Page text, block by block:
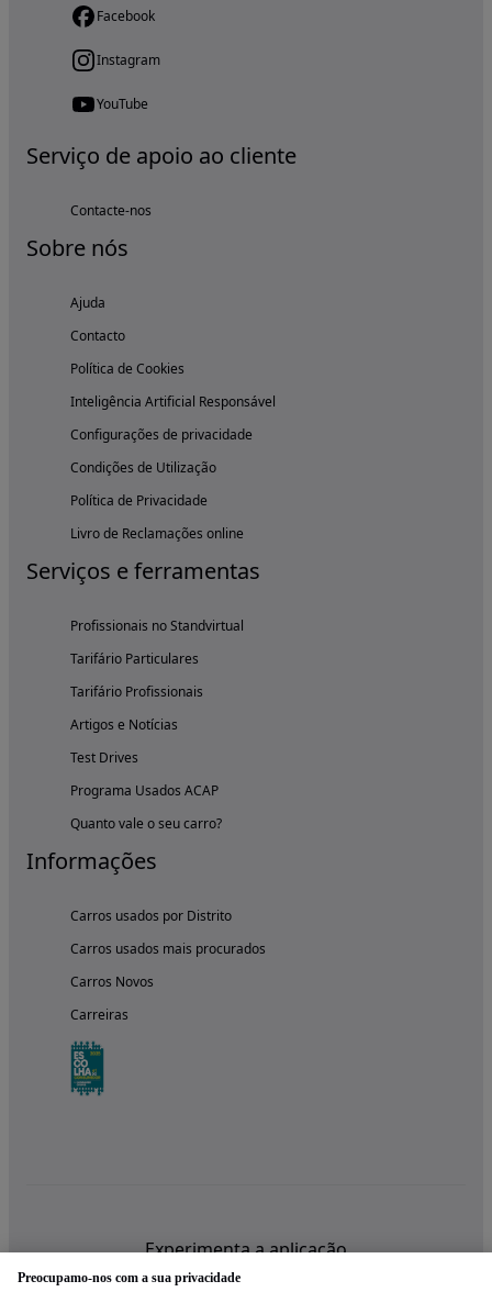
Facebook
Instagram
YouTube
Serviço de apoio ao cliente
Contacte-nos
Sobre nós
Ajuda
Contacto
Política de Cookies
Inteligência Artificial Responsável
Configurações de privacidade
Condições de Utilização
Política de Privacidade
Livro de Reclamações online
Serviços e ferramentas
Profissionais no Standvirtual
Tarifário Particulares
Tarifário Profissionais
Artigos e Notícias
Test Drives
Programa Usados ACAP
Quanto vale o seu carro?
Informações
Carros usados por Distrito
Carros usados mais procurados
Carros Novos
Carreiras
Experimenta a aplicação
Preocupamo-nos com a sua privacidade